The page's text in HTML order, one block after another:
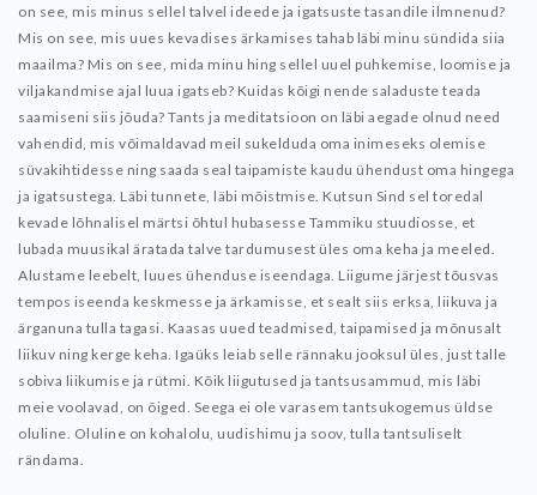
on see, mis minus sellel talvel ideede ja igatsuste tasandile ilmnenud?
Mis on see, mis uues kevadises ärkamises tahab läbi minu sündida siia
maailma? Mis on see, mida minu hing sellel uuel puhkemise, loomise ja
viljakandmise ajal luua igatseb? Kuidas kõigi nende saladuste teada
saamiseni siis jõuda? Tants ja meditatsioon on läbi aegade olnud need
vahendid, mis võimaldavad meil sukelduda oma inimeseks olemise
süvakihtidesse ning saada seal taipamiste kaudu ühendust oma hingega
ja igatsustega. Läbi tunnete, läbi mõistmise. Kutsun Sind sel toredal
kevade lõhnalisel märtsi õhtul hubasesse Tammiku stuudiosse, et
lubada muusikal äratada talve tardumusest üles oma keha ja meeled.
Alustame leebelt, luues ühenduse iseendaga. Liigume järjest tõusvas
tempos iseenda keskmesse ja ärkamisse, et sealt siis erksa, liikuva ja
ärganuna tulla tagasi. Kaasas uued teadmised, taipamised ja mõnusalt
liikuv ning kerge keha. Igaüks leiab selle rännaku jooksul üles, just talle
sobiva liikumise ja rütmi. Kõik liigutused ja tantsusammud, mis läbi
meie voolavad, on õiged. Seega ei ole varasem tantsukogemus üldse
oluline. Oluline on kohalolu, uudishimu ja soov, tulla tantsuliselt
rändama.